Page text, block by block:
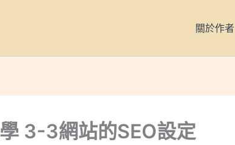
關於作者
3-3網站的SEO設定